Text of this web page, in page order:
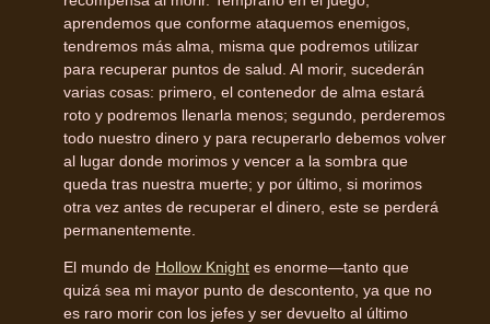
aprendemos que conforme ataquemos enemigos,
tendremos más alma, misma que podremos utilizar
para recuperar puntos de salud. Al morir, sucederán
varias cosas: primero, el contenedor de alma estará
roto y podremos llenarla menos; segundo, perderemos
todo nuestro dinero y para recuperarlo debemos volver
al lugar donde morimos y vencer a la sombra que
queda tras nuestra muerte; y por último, si morimos
otra vez antes de recuperar el dinero, este se perderá
permanentemente.
El mundo de Hollow Knight es enorme—tanto que
quizá sea mi mayor punto de descontento, ya que no
es raro morir con los jefes y ser devuelto al último